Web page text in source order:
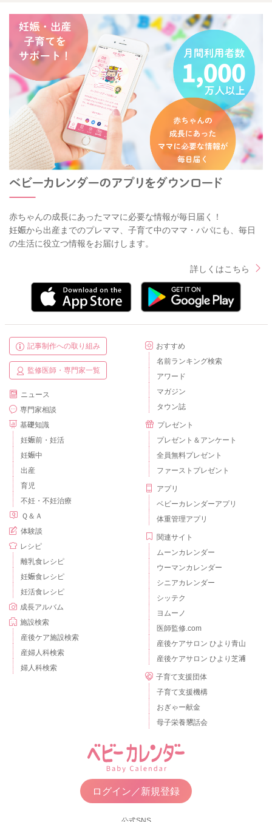
赤ちゃんの成長にあったママに必要な情報が毎日届く！
妊娠から出産までのプレママ、子育て中のママ・パパにも、毎日
の生活に役立つ情報をお届けします。
詳しくはこちら
記事制作への取り組み
監修医師・専門家一覧
ニュース
専門家相談
基礎知識
妊娠前・妊活
妊娠中
出産
育児
不妊・不妊治療
Ｑ＆Ａ
体験談
レシピ
離乳食レシピ
妊娠食レシピ
妊活食レシピ
成長アルバム
施設検索
産後ケア施設検索
産婦人科検索
婦人科検索
おすすめ
名前ランキング検索
アワード
マガジン
タウン誌
プレゼント
プレゼント＆アンケート
全員無料プレゼント
ファーストプレゼント
アプリ
ベビーカレンダーアプリ
体重管理アプリ
関連サイト
ムーンカレンダー
ウーマンカレンダー
シニアカレンダー
シッテク
ヨムーノ
医師監修.com
産後ケアサロン ひより青山
産後ケアサロン ひより芝浦
子育て支援団体
子育て支援機構
おぎゃー献金
母子栄養懇話会
ログイン／新規登録